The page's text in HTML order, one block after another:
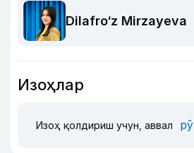
Dilafro‘z Mirzayeva
Изоҳлар
Изоҳ қолдириш учун, аввал